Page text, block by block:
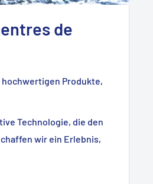
de
Produkte,
Technologie, die den
wir ein Erlebnis,